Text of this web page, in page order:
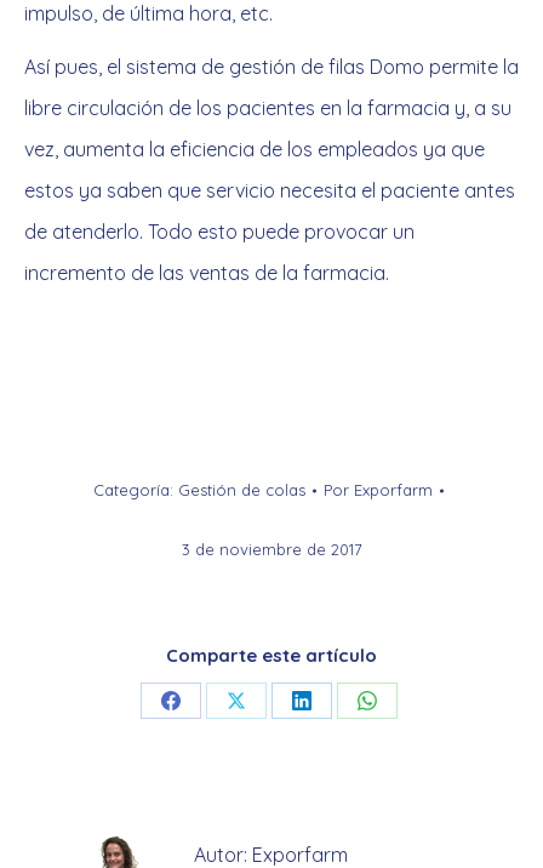
impulso, de última hora, etc.
Así pues, el sistema de gestión de filas Domo permite la
libre circulación de los pacientes en la farmacia y, a su
vez, aumenta la eficiencia de los empleados ya que
estos ya saben que servicio necesita el paciente antes
de atenderlo. Todo esto puede provocar un
incremento de las ventas de la farmacia.
Categoría: Gestión de colas Por Exporfarm
3 de noviembre de 2017
Comparte este artículo
Share Share Share Share
Autor: Exporfarm